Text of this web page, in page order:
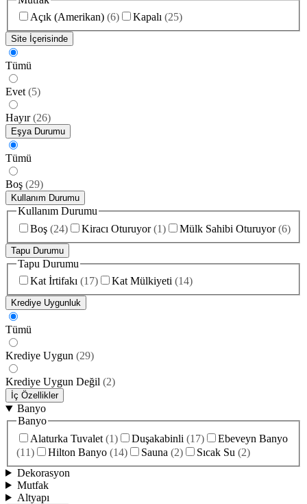
Açık (Amerikan) (6) Kapalı (25)
Site İçerisinde
Tümü
Evet (5)
Hayır (26)
Eşya Durumu
Tümü
Boş (29)
Kullanım Durumu
Kullanım Durumu
Boş (24) Kiracı Oturuyor (1) Mülk Sahibi Oturuyor (6)
Tapu Durumu
Tapu Durumu
Kat İrtifakı (17) Kat Mülkiyeti (14)
Krediye Uygunluk
Tümü
Krediye Uygun (29)
Krediye Uygun Değil (2)
İç Özellikler
Banyo
Banyo
Alaturka Tuvalet (1) Duşakabinli (17)
Ebeveyn Banyo
(11) Hilton Banyo (14) Sauna (2) Sıcak Su (2)
Dekorasyon
Mutfak
Altyapı